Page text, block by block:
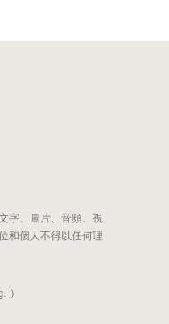
字、圖片、音頻、視
和個人不得以任何理
）